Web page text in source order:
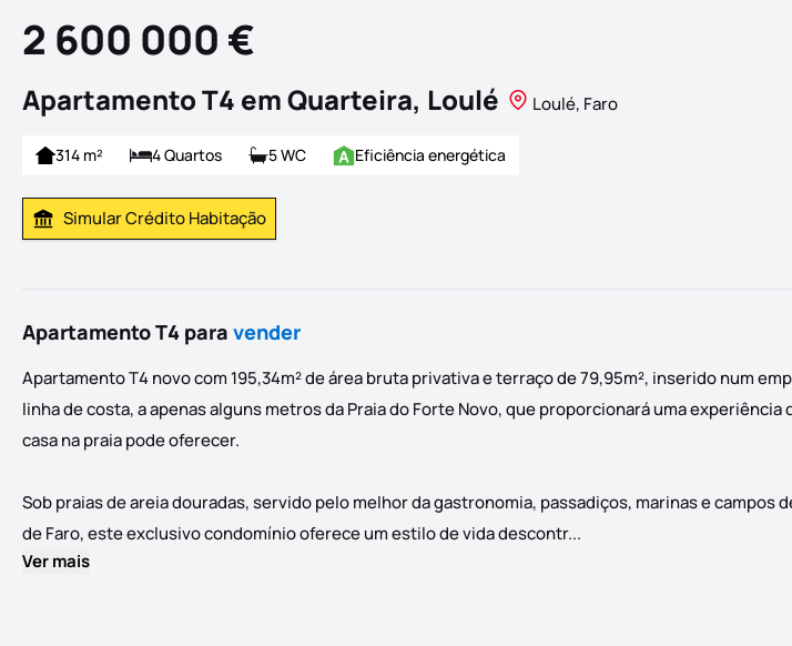
2 600 000 €
Apartamento T4 em Quarteira, Loulé Loulé, Faro
314 m² 4 Quartos 5 WC Eficiência energética
Simular Prestação
Simular Crédito Habitação
Apartamento T4 para vender
Apartamento T4 novo com 195,34m² de área bruta privativa e terraço de 79,95m², inserido num
linha de costa, a apenas alguns metros da Praia do Forte Novo, que proporcionará uma experiência
casa na praia pode oferecer.
Sob praias de areia douradas, servido pelo melhor da gastronomia, passadiços, marinas e campos
de Faro, este exclusivo condomínio oferece um estilo de vida descontr...
Ver mais